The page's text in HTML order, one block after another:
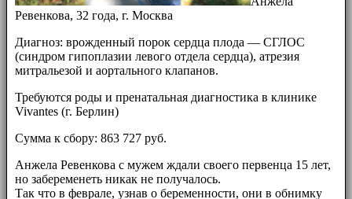
Ревенкова, 32 года, г. Москва
Диагноз: врожденный порок сердца плода — СГЛОС
(синдром гипоплазии левого отдела сердца), атрезия
митральезой и аортального клапанов.
Требуются роды и пренатальная диагностика в клинике
Vivantes (г. Берлин)
Сумма к сбору: 863 727 руб.
Анжела Ревенкова с мужем ждали своего первенца 15 лет,
но забеременеть никак не получалось.
Так что в феврале, узнав о беременности, они в обнимку